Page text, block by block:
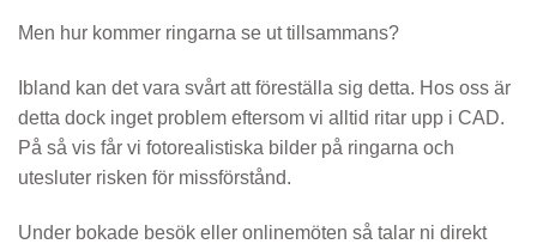
Men hur kommer ringarna se ut tillsammans?
Ibland kan det vara svårt att föreställa sig detta. Hos oss är
detta dock inget problem eftersom vi alltid ritar upp i CAD.
På så vis får vi fotorealistiska bilder på ringarna och
utesluter risken för missförstånd.
Under bokade besök eller onlinemöten så talar ni direkt